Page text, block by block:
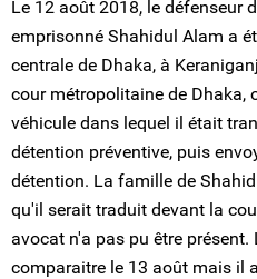
Le 12 août 2018, le défenseur
emprisonné Shahidul Alam a
centrale de Dhaka, à
cour métropolitaine de Dhaka,
véhicule dans lequel il était
détention préventive, puis
détention. La famille de
qu'il serait traduit devant la
avocat n'a pas pu être
comparaitre le 13 août mais il